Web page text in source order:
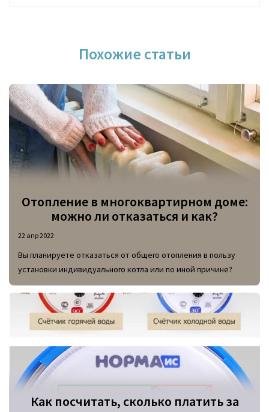
Похожие статьи
Отопление в многоквартирном доме:
можно ли отказаться и как?
22 апр 2022
Вы планируете отказаться от общего отопления в пользу
установки индивидуального котла или по иной причине?
Как посчитать, сколько платить за